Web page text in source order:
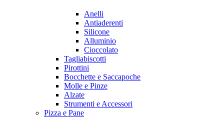
Anelli
Antiaderenti
Silicone
Alluminio
Cioccolato
Tagliabiscotti
Pirottini
Bocchette e Saccapoche
Molle e Pinze
Alzate
Strumenti e Accessori
Pizza e Pane